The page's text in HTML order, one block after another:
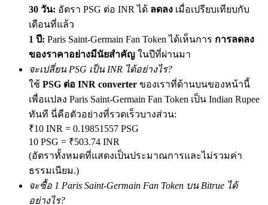
Register & Trade to Win 500,000 USDT
Precious Metals Trading Carnival
Trade Gold & Silver · 33,333 USDT Bonus
USDT New User Exclusive 10% APR
USDT Flexible Staking | Daily Rewards
30 วัน: อัตรา PSG ต่อ INR ได้ ลดลง เมื่อเปรียบเทียบกับ
เดือนที่แล้ว
1 ปี: Paris Saint-Germain Fan Token ได้เห็นการ การลดลง
ของราคาอย่างมีนัยสำคัญ ในปีที่ผ่านมา
จะเปลี่ยน PSG เป็น INR ได้อย่างไร?
ใช้ PSG ต่อ INR converter ของเราที่ด้านบนของหน้านี้
เพื่อแปลง Paris Saint-Germain Fan Token เป็น Indian Rupee
ทันที นี่คือตัวอย่างที่รวดเร็วบางส่วน:
₹10 INR = 0.19851557 PSG
10 PSG = ₹503.74 INR
(อัตราทั้งหมดที่แสดงเป็นประมาณการและไม่รวมค่า
ธรรมเนียม.)
จะซื้อ 1 Paris Saint-Germain Fan Token บน Bitrue ได้
อย่างไร?